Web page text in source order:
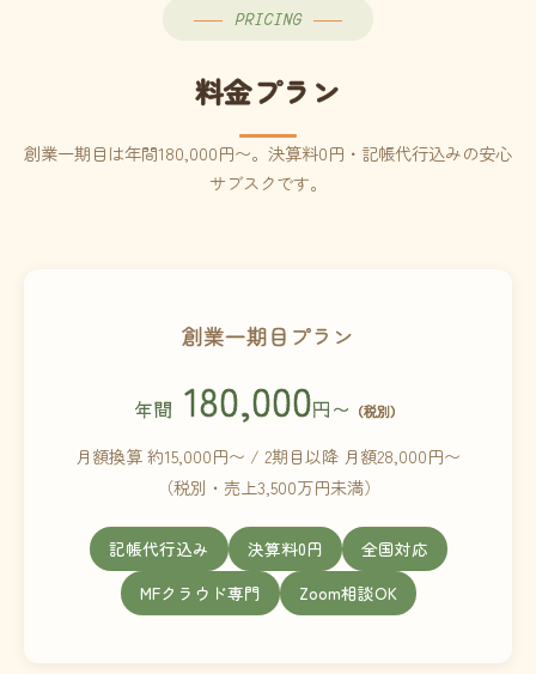
PRICING
料金プラン
創業一期目は年間180,000円〜。決算料0円・記帳代行込みの安心
サブスクです。
創業一期目プラン
年間 180,000円〜 （税別）
月額換算 約15,000円〜 / 2期目以降 月額28,000円〜
（税別・売上3,500万円未満）
記帳代行込み 決算料0円
全国対応
MFクラウド専門
Zoom相談OK